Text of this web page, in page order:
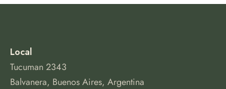
Local
Tucuman 2343
Balvanera, Buenos Aires, Argentina